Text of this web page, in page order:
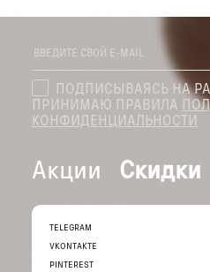
ПОДПИСЫВАЯСЬ НА
ПРИНИМАЮ ПРАВИЛА
КОНФИДЕНЦИАЛЬНОСТИ
Акции Скидки
TELEGRAM
VKONTAKTE
PINTEREST